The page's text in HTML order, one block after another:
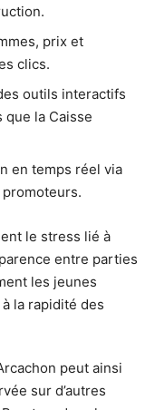
prix et
clics.
outils interactifs
la Caisse
en temps réel via
le stress lié à
entre parties
les jeunes
la rapidité des
peut ainsi
sur d’autres